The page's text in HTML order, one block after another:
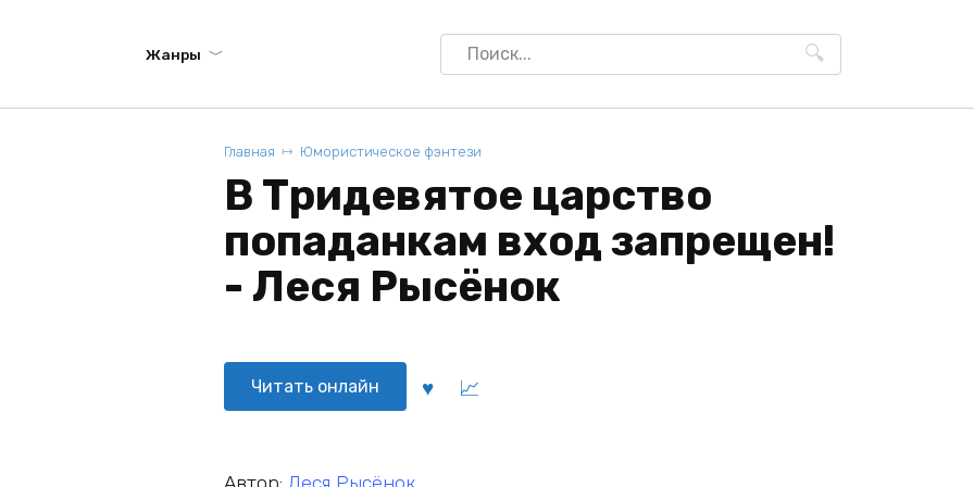
Жанры
Search
for:
Главная Юмористическое фэнтези
В Тридевятое царство
попаданкам вход запрещен!
- Леся Рысёнок
Читать онлайн
Автор: Леся Рысёнок